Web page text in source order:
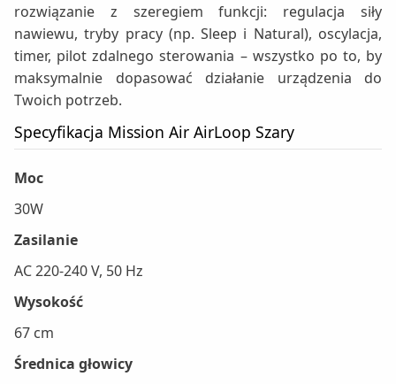
rozwiązanie z szeregiem funkcji: regulacja siły
nawiewu, tryby pracy (np. Sleep i Natural), oscylacja,
timer, pilot zdalnego sterowania – wszystko po to, by
maksymalnie dopasować działanie urządzenia do
Twoich potrzeb.
Specyfikacja Mission Air AirLoop Szary
Moc
30W
Zasilanie
AC 220-240 V, 50 Hz
Wysokość
67 cm
Średnica głowicy